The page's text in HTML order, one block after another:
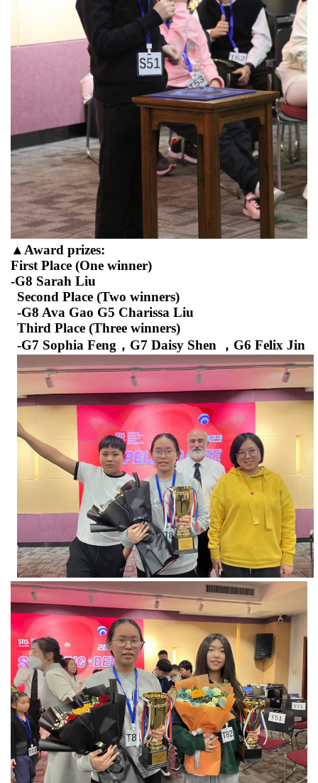
▲Award prizes:
FirstPlace (One winner)
-G8 Sarah Liu
SecondPlace(Two winners)
-G8 Ava Gao G5 Charissa Liu
ThirdPlace(Three winners)
-G7 Sophia Feng ， G7 Daisy Shen ， G6 Felix Jin